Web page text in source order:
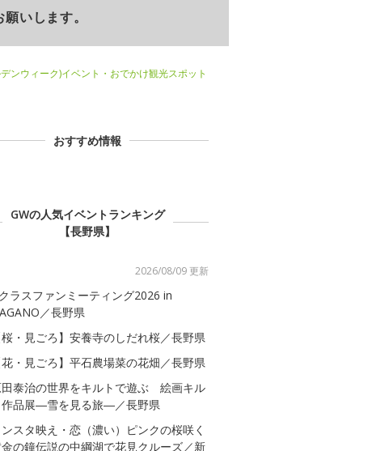
いします。
ンウィーク)イベント・おでかけ観光スポット
おすすめ情報
GWの人気イベントランキング
【長野県】
2026/08/09 更新
ラスファンミーティング2026 in
／長野県
桜・見ごろ】安養寺のしだれ桜／長野県
花・見ごろ】平石農場菜の花畑／長野県
田泰治の世界をキルトで遊ぶ 絵画キル
作品展―雪を見る旅―／長野県
スタ映え・恋（濃い）ピンクの桜咲く
の鐘伝説の中綱湖で花見クルーズ／新